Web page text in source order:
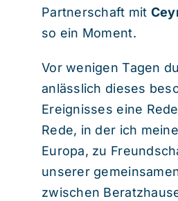
Partnerschaft mit
so ein Moment.
Vor wenigen Tagen
anlässlich dieses
Ereignisses eine
Rede, in der ich
Europa, zu
unserer
zwischen